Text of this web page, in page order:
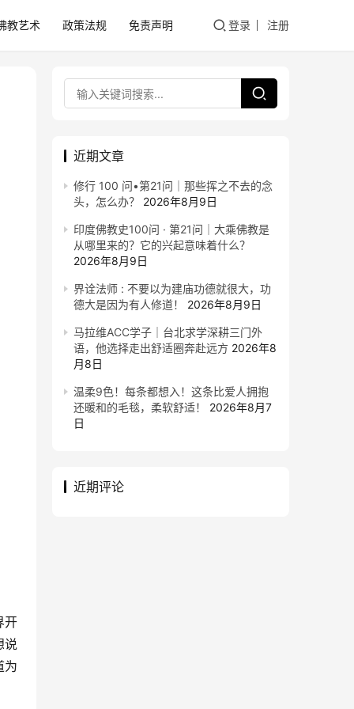
教艺术 政策法规 免责声明 登录 注册
开
说
为
近期文章
修行 100 问•第21问｜那些挥之不去的念
头，怎么办？
2026年8月9日
印度佛教史100问 · 第21问｜大乘佛教是
从哪里来的？它的兴起意味着什么？
2026年8月9日
界诠法师 : 不要以为建庙功德就很大，功
德大是因为有人修道！
2026年8月9日
马拉维ACC学子｜台北求学深耕三门外
语，他选择走出舒适圈奔赴远方 2026年8
月8日
温柔9色！每条都想入！这条比爱人拥抱
还暖和的毛毯，柔软舒适！
2026年8月7
日
近期评论